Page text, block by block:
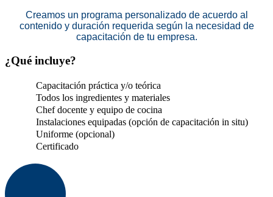
Creamos un programa personalizado de acuerdo al
contenido y duración requerida según la necesidad de
capacitación de tu empresa.
¿Qué incluye?
Capacitación práctica y/o teórica
Todos los ingredientes y materiales
Chef docente y equipo de cocina
Instalaciones equipadas (opción de capacitación in situ)
Uniforme (opcional)
Certificado